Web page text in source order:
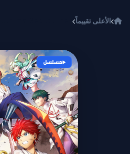
الأعلى تقييماً
مسلسل